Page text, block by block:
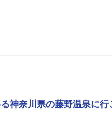
神奈川県の藤野温泉に行